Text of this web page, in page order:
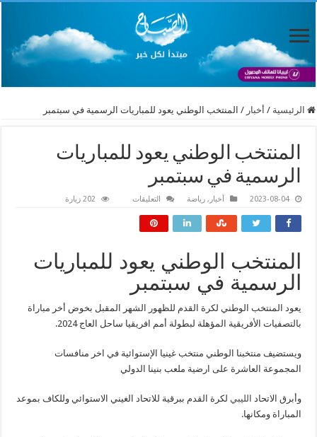
الرئيسية / أخبار / المنتخب الوطني يعود للمباريات الرسمية في سبتمبر
المنتخب الوطني يعود للمباريات
الرسمية في سبتمبر
2023-08-04 أخبار ,رياضة التعليقات
سبتمبر
مغلقة
202 زيارة
المنتخب الوطني يعود للمباريات
الرسمية في سبتمبر
يعود المنتخب الوطني لكرة القدم للظهور الشهر المقبل بخوض أخر مباراة
بالتصفيات الأفريقية المؤهلة لبطولة أمم افريقيا ساحل العاج 2024.
ويستضيف منتخبنا الوطني منتخب غينيا الإستوائية في اخر منافسات
المجموعة العاشرة على ارضية ملعب بنينا الدولي
وأبرق الاتحاد الليبي لكرة القدم ببرقية للاتحاد الغيني الاستوائي وللكاف بموعد
المباراة ومكانها.